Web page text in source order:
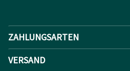
ZAHLUNGSARTEN
VERSAND